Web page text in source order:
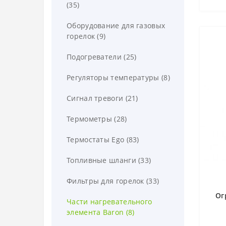
Корпусные детали (12)
Муфты и наконечники (33)
Напорные трубы и штуцеры
(80)
Программные реле (27)
Регуляторы подачи топлива
Сопловые узлы горелки (30)
(35)
Оборудование для газовых
горелок (9)
Подогреватели (25)
Регуляторы температуры (8)
Сигнал тревоги (21)
Термометры (28)
Термостаты Ego (83)
Топливные шланги (33)
Фильтры для горелок (33)
Части нагревательного
элемента Baron (8)